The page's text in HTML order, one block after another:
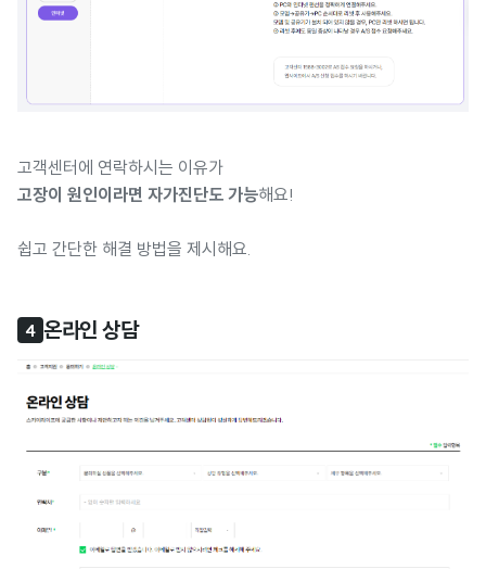
고객센터에 연락하시는 이유가
고장이 원인이라면 자가진단도 가능해요!
쉽고 간단한 해결 방법을 제시해요.
4 온라인 상담